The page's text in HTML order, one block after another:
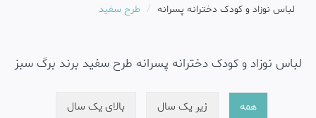
لباس نوزاد و کودک دخترانه پسرانه طرح سفید
لباس نوزاد و کودک دخترانه پسرانه طرح سفید برند برگ سبز
همه زیر یک سال بالای یک سال